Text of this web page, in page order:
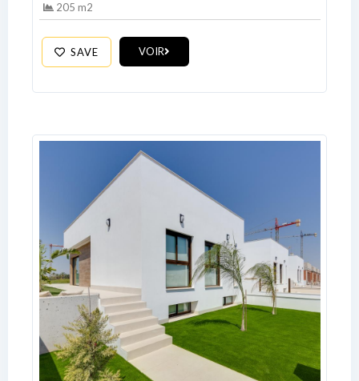
205 m2
SAVE VOIR